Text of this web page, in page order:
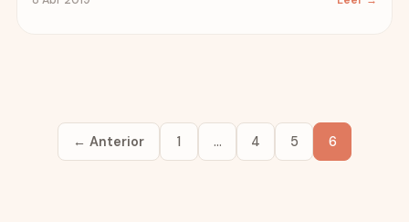
← Anterior 1 … 4 5 6